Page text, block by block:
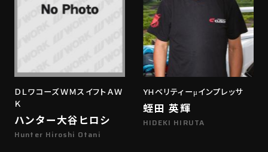
ＤＬワコーズＷＭスイフトＡＷ
Ｋ
ハンター大谷ヒロシ
Hunter Hiroshi Otani
YHベリティーμインプレッサ
蛭田 英輝
HIDEKI HIRUTA